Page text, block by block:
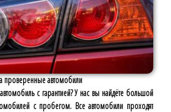
проверенные автомобили
с гарантией? У нас вы найдёте большой
с пробегом. Все автомобили проходят